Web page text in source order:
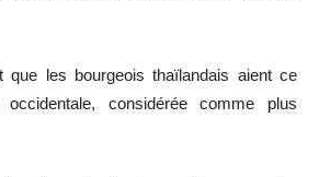
que les bourgeois thaïlandais aient ce
considérée comme plus